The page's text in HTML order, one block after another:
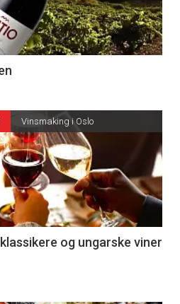
Vinsmaking i Oslo
og ungarske viner